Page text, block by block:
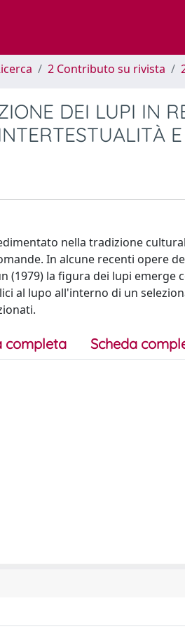
2 Contributo su rivista
DEI LUPI IN
nella tradizione
In alcune recenti opere
(1979) la figura dei lupi
al lupo all'interno di un
completa Scheda